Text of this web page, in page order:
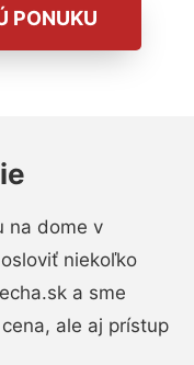
PONUKU
na dome v
niekoľko
a sme
ale aj prístup